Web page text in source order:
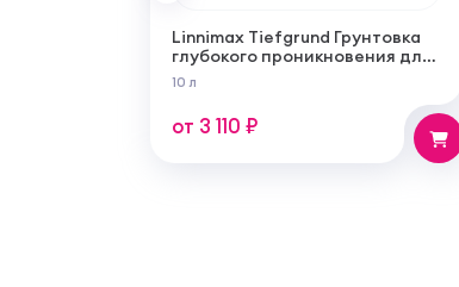
Linnimax Tiefgrund Грунтовка
глубокого проникновения для
внутренних и наружных работ
10 л
от 3 110 ₽